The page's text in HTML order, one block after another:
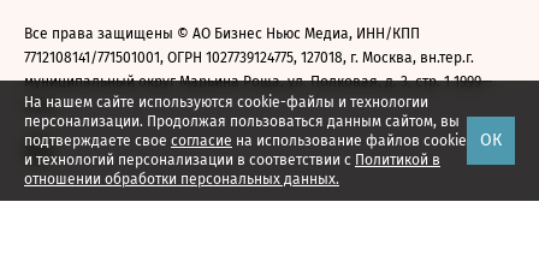
На нашем сайте используются cookie-файлы и технологии
персонализации. Продолжая пользоваться данным сайтом, вы
подтверждаете свое согласие на использование файлов cookie
и технологий персонализации в соответствии с Политикой в
отношении обработки персональных данных.
ОК
Все права защищены © АО Бизнес Ньюс Медиа, ИНН/КПП
7712108141/771501001, ОГРН 1027739124775, 127018, г. Москва, вн.тер.г.
муниципальный округ Марьина Роща, ул. Полковая, д. 3, стр. 1 1999—
2026